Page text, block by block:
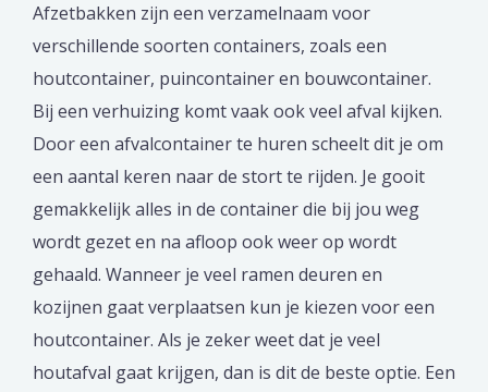
Afzetbakken zijn een verzamelnaam voor
verschillende soorten containers, zoals een
houtcontainer, puincontainer en bouwcontainer.
Bij een verhuizing komt vaak ook veel afval kijken.
Door een afvalcontainer te huren scheelt dit je om
een aantal keren naar de stort te rijden. Je gooit
gemakkelijk alles in de container die bij jou weg
wordt gezet en na afloop ook weer op wordt
gehaald. Wanneer je veel ramen deuren en
kozijnen gaat verplaatsen kun je kiezen voor een
houtcontainer. Als je zeker weet dat je veel
houtafval gaat krijgen, dan is dit de beste optie. Een